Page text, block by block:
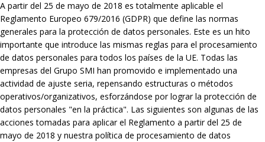
A partir del 25 de mayo de 2018 es totalmente aplicable el
Reglamento Europeo 679/2016 (GDPR) que define las normas
generales para la protección de datos personales. Este es un hito
importante que introduce las mismas reglas para el procesamiento
de datos personales para todos los países de la UE. Todas las
empresas del Grupo SMI han promovido e implementado una
actividad de ajuste seria, repensando estructuras o métodos
operativos/organizativos, esforzándose por lograr la protección de
datos personales "en la práctica". Las siguientes son algunas de las
acciones tomadas para aplicar el Reglamento a partir del 25 de
mayo de 2018 y nuestra política de procesamiento de datos